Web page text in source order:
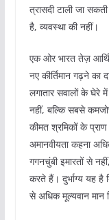
त्रासदी टाली जा
है, व्यवस्था की नहीं।
एक ओर भारत तेज़
नए कीर्तिमान गढ़ने का
लगातार सवालों के घेरे
नहीं, बल्कि सबसे
कीमत श्रमिकों के
अमानवीयता कहना
गगनचुंबी इमारतों से
करते हैं। दुर्भाग्य यह है
से अधिक मूल्यवान मान